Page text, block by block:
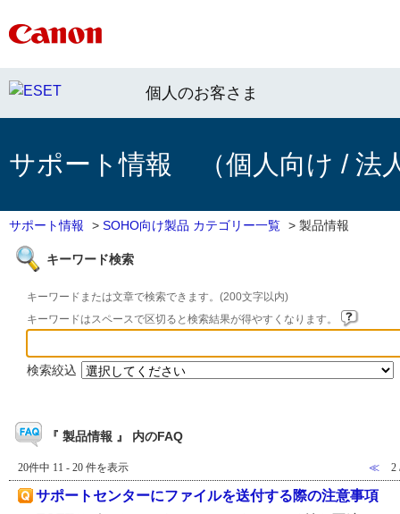
個人のお客さま
サポート情報 （個人向け / 法
サポート情報 > SOHO向け製品 カテゴリー一覧 > 製品情報
キーワード検索
キーワードまたは文章で検索できます。(200文字以内)
キーワードはスペースで区切ると検索結果が得やすくなります。
検索絞込
『 製品情報 』 内のFAQ
20件中 11 - 20 件を表示 ≪ 2
サポートセンターにファイルを送付する際の注意事項